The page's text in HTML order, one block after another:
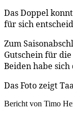
Das Doppel
für sich
Zum
Gutschein für
Beiden habe
Das Foto zeigt
Bericht von Timo